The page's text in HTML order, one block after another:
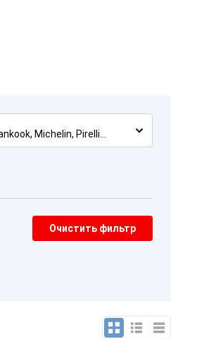
Michelin, Pirelli...
Очистить фильтр